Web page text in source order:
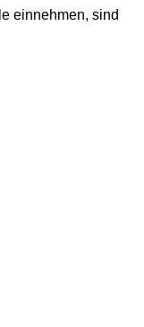
einnehmen, sind